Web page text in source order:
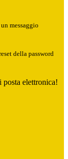
messaggio
della password
elettronica!